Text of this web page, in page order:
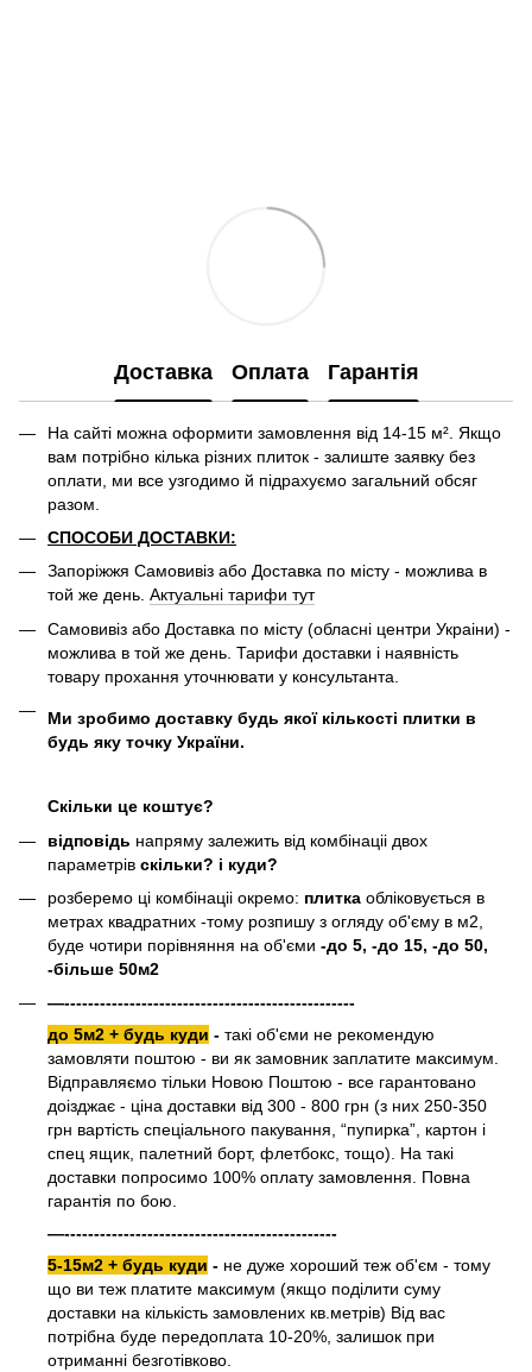
Доставка Оплата Гарантія
На сайті можна оформити замовлення від 14-15 м². Якщо
вам потрібно кілька різних плиток - залиште заявку без
оплати, ми все узгодимо й підрахуємо загальний обсяг
разом.
СПОСОБИ ДОСТАВКИ:
Запоріжжя Самовивіз або Доставка по місту - можлива в
той же день. Актуальні тарифи тут
Самовивіз або Доставка по місту (обласні центри Украіни) -
можлива в той же день. Тарифи доставки і наявність
товару прохання уточнювати у консультанта.
Ми зробимо доставку будь якої кількості плитки в
будь яку точку України.
Скільки це коштує?
відповідь напряму залежить від комбінаціі двох
параметрів скільки? і куди?
розберемо ці комбінаціі окремо: плитка обліковується в
метрах квадратних -тому розпишу з огляду об'єму в м2,
буде чотири порівняння на об'єми -до 5, -до 15, -до 50,
-більше 50м2
—-------------------------------------------------
до 5м2 + будь куди - такі об'єми не рекомендую
замовляти поштою - ви як замовник заплатите максимум.
Відправляємо тільки Новою Поштою - все гарантовано
доізджає - ціна доставки від 300 - 800 грн (з них 250-350
грн вартість спеціального пакування, “пупирка”, картон і
спец ящик, палетний борт, флетбокс, тощо). На такі
доставки попросимо 100% оплату замовлення. Повна
гарантія по бою.
—----------------------------------------------
5-15м2 + будь куди - не дуже хороший теж об'єм - тому
що ви теж платите максимум (якщо поділити суму
доставки на кількість замовлених кв.метрів) Від вас
потрібна буде передоплата 10-20%, залишок при
отриманні безготівково.